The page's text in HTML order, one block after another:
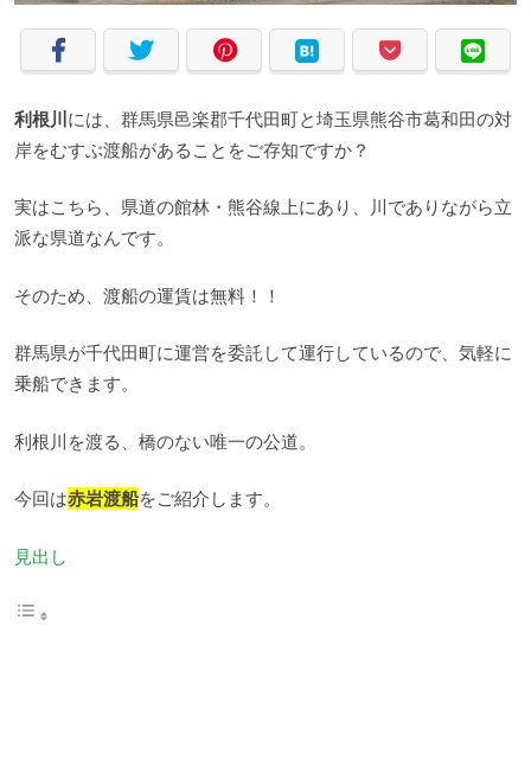
利根川 には、群馬県邑楽郡千代田町と埼玉県熊谷市葛和田の対
岸をむすぶ渡船があることをご存知ですか？
実はこちら、県道の館林・熊谷線上にあり、川でありながら立
派な県道なんです。
そのため、渡船の運賃は無料！！
群馬県が千代田町に運営を委託して運行しているので、気軽に
乗船できます。
利根川を渡る、橋のない唯一の公道。
今回は赤岩渡船をご紹介します。
見出し